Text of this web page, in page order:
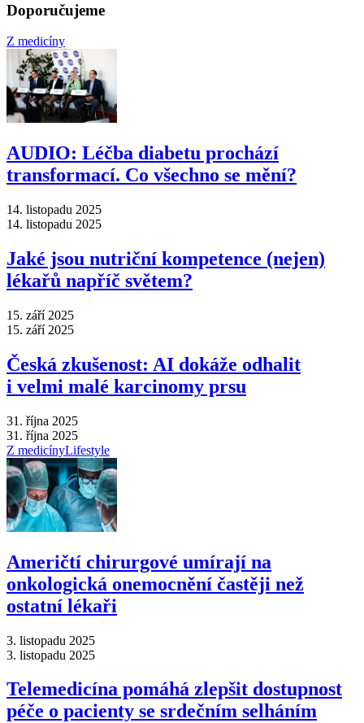
Doporučujeme
Z medicíny
AUDIO: Léčba diabetu prochází
transformací. Co všechno se mění?
14. listopadu 2025
14. listopadu 2025
Jaké jsou nutriční kompetence (nejen)
lékařů napříč světem?
15. září 2025
15. září 2025
Česká zkušenost: AI dokáže odhalit
i velmi malé karcinomy prsu
31. října 2025
31. října 2025
Z medicínyLifestyle
Američtí chirurgové umírají na
onkologická onemocnění častěji než
ostatní lékaři
3. listopadu 2025
3. listopadu 2025
Telemedicína pomáhá zlepšit dostupnost
péče o pacienty se srdečním selháním